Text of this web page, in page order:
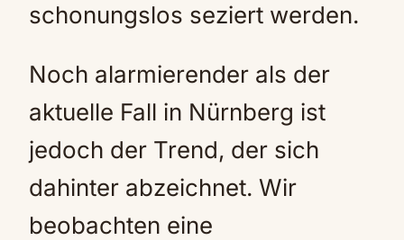
schonungslos seziert werden.
Noch alarmierender als der
aktuelle Fall in Nürnberg ist
jedoch der Trend, der sich
dahinter abzeichnet. Wir
beobachten eine